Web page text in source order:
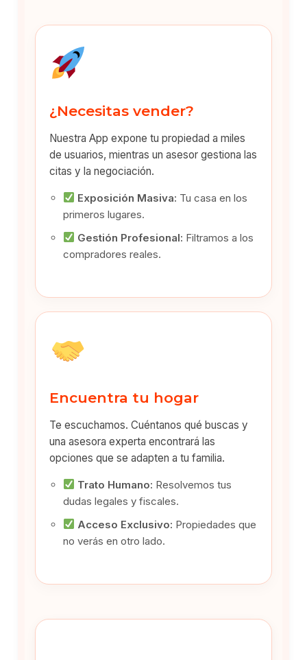
¿Necesitas vender?
Nuestra App expone tu propiedad a miles
de usuarios, mientras un asesor gestiona las
citas y la negociación.
Exposición Masiva: Tu casa en los
primeros lugares.
Gestión Profesional: Filtramos a los
compradores reales.
Encuentra tu hogar
Te escuchamos. Cuéntanos qué buscas y
una asesora experta encontrará las
opciones que se adapten a tu familia.
Trato Humano: Resolvemos tus
dudas legales y fiscales.
Acceso Exclusivo: Propiedades que
no verás en otro lado.